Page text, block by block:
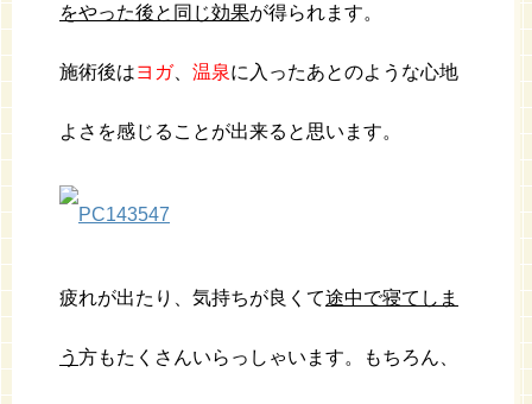
をやった後と同じ効果が得られます。
施術後はヨガ、 温泉に入ったあとのような心地
よさを感じることが出来ると思います。
疲れが出たり、気持ちが良くて途中で寝てしま
う 方もたくさんいらっしゃいます。もちろん、